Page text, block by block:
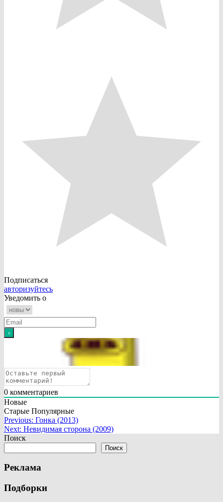
Подписаться
авторизуйтесь
Уведомить о
0 комментариев
Новые
Старые Популярные
Навигация
по
Previous: Гонка (2013)
Next: Невидимая сторона (2009)
Поиск
Поиск
Реклама
Подборки